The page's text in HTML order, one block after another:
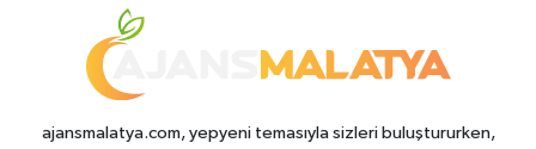
ajansmalatya.com, yepyeni temasıyla sizleri buluştururken,